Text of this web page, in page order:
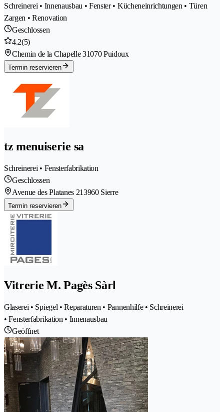
Schreinerei • Innenausbau • Fenster • Kücheneinrichtungen • Türen
Zargen • Renovation
Geschlossen
4.2(5)
Chemin de la Chapelle 31070 Puidoux
Termin reservieren
tz menuiserie sa
Schreinerei • Fensterfabrikation
Geschlossen
Avenue des Platanes 213960 Sierre
Termin reservieren
Vitrerie M. Pagès Sàrl
Glaserei • Spiegel • Reparaturen • Pannenhilfe • Schreinerei
• Fensterfabrikation • Innenausbau
Geöffnet